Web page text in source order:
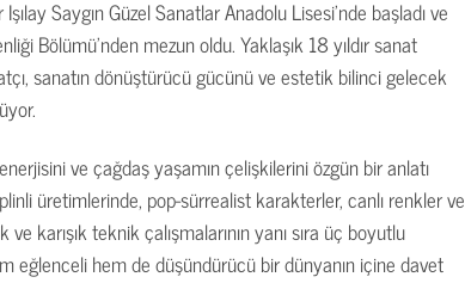
Saygın Güzel Sanatlar Anadolu Lisesi’nde başladı ve
Bölümü’nden mezun oldu. Yaklaşık 18 yıldır sanat
sanatın dönüştürücü gücünü ve estetik bilinci gelecek
ve çağdaş yaşamın çelişkilerini özgün bir anlatı
üretimlerinde, pop-sürrealist karakterler, canlı renkler ve
karışık teknik çalışmalarının yanı sıra üç boyutlu
eğlenceli hem de düşündürücü bir dünyanın içine davet